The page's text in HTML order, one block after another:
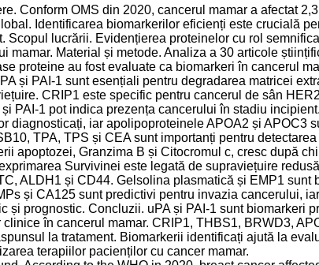
Conform OMS din 2020, cancerul mamar a afectat
Identificarea biomarkerilor eficienți este crucială
Scopul lucrării. Evidențierea proteinelor cu rol
mamar. Material și metode. Analiza a 30 articole
proteine au fost evaluate ca biomarkeri în cancerul
și PAI-1 sunt esențiali pentru degradarea matricei
CRIP1 este specific pentru cancerul de sân
și PAI-1 pot indica prezența cancerului în stadiu
diagnosticați, iar apolipoproteinele APOA2 și APOC3
TPA, TPS și CEA sunt importanți pentru
apoptozei, Granzima B și Citocromul c, cresc după
Survivinei este legată de supraviețuire
ALDH1 și CD44. Gelsolina plasmatică și EMP1 sunt
și CA125 sunt predictivi pentru invazia cancerului,
și prognostic. Concluzii. uPA și PAI-1 sunt biomarkeri
în cancerul mamar. CRIP1, THBS1, BRWD3,
la tratament. Biomarkerii identificați ajută la
terapiilor pacienților cu cancer mamar.